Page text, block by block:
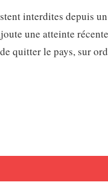
interdites depuis
une atteinte
quitter le pays, sur